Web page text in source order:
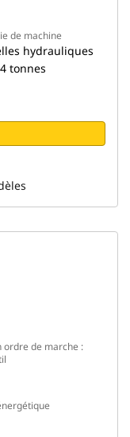
de machine
hydrauliques
tonnes
ordre de marche :